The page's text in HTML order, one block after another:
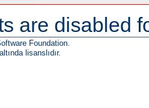
are disabled
Foundation.
altında lisanslıdır.